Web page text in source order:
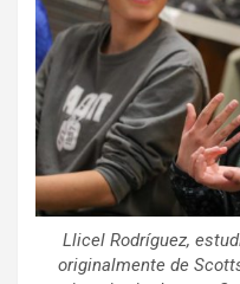
Llicel Rodríguez,
originalmente de